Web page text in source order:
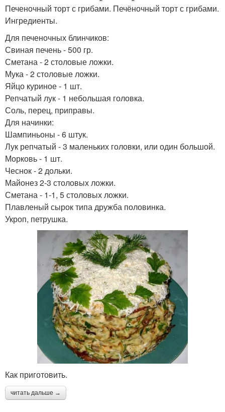
Печеночный торт с грибами. Печёночный торт с грибами.
Ингредиенты.
Для печеночных блинчиков:
Свиная печень - 500 гр.
Сметана - 2 столовые ложки.
Мука - 2 столовые ложки.
Яйцо куриное - 1 шт.
Репчатый лук - 1 небольшая головка.
Соль, перец, приправы.
Для начинки:
Шампиньоны - 6 штук.
Лук репчатый - 3 маленьких головки, или один большой.
Морковь - 1 шт.
Чеснок - 2 дольки.
Майонез 2-3 столовых ложки.
Сметана - 1-1, 5 столовых ложки.
Плавленый сырок типа дружба половинка.
Укроп, петрушка.
Как приготовить.
читать дальше →